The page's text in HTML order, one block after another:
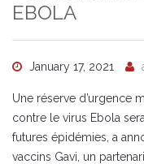
EBOLA
January 17, 2021
Une réserve d’urgence
contre le virus Ebola
futures épidémies, a
vaccins Gavi, un